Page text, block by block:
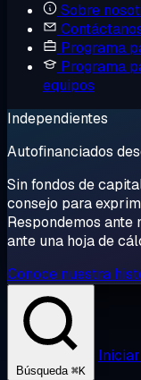
Sobre
Programa
Programa
equipos
Independientes
Autofinanciados
Sin fondos de
consejo para
Respondemos ante
ante una hoja de
Conoce nuestra
Búsqueda ⌘K